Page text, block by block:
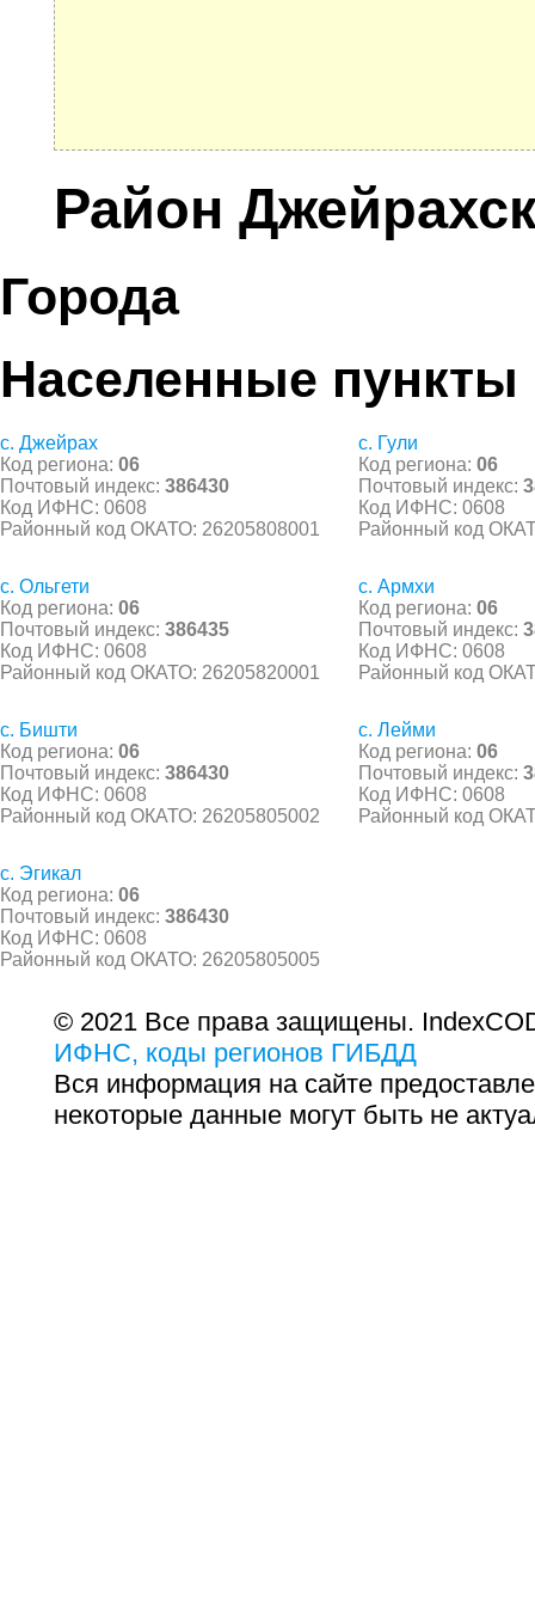
Район
Города
Населенные пункты
с. Джейрах
Код региона: 06
Почтовый индекс: 386430
Код ИФНС: 0608
Районный код ОКАТО: 26205808001
с. Гули
Код региона: 06
Почтовый индекс:
Код ИФНС: 0608
Районный код
с. Ольгети
Код региона: 06
Почтовый индекс: 386435
Код ИФНС: 0608
Районный код ОКАТО: 26205820001
с. Армхи
Код региона: 06
Почтовый индекс:
Код ИФНС: 0608
Районный код
с. Бишти
Код региона: 06
Почтовый индекс: 386430
Код ИФНС: 0608
Районный код ОКАТО: 26205805002
с. Лейми
Код региона: 06
Почтовый индекс:
Код ИФНС: 0608
Районный код
с. Эгикал
Код региона: 06
Почтовый индекс: 386430
Код ИФНС: 0608
Районный код ОКАТО: 26205805005
© 2021 Все права защищены.
ИФНС, коды регионов ГИБДД
Вся информация на сайте
некоторые данные могут быть не